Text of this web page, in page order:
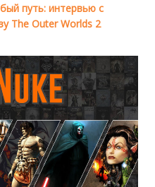
путь: интервью с
The Outer Worlds 2